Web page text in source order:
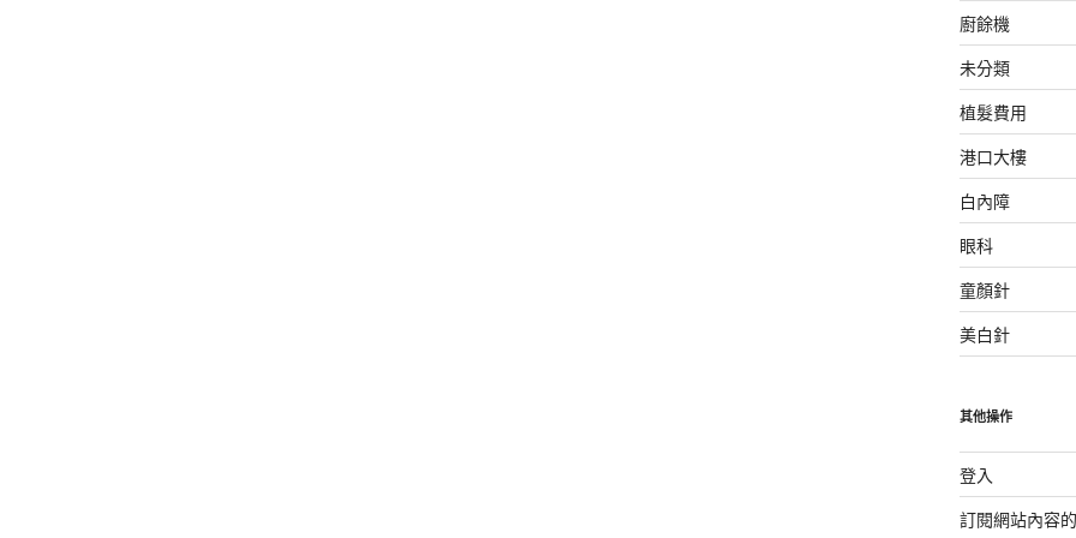
廚餘機
未分類
植髮費用
港口大樓
白內障
眼科
童顏針
美白針
其他操作
登入
訂閱網站內容